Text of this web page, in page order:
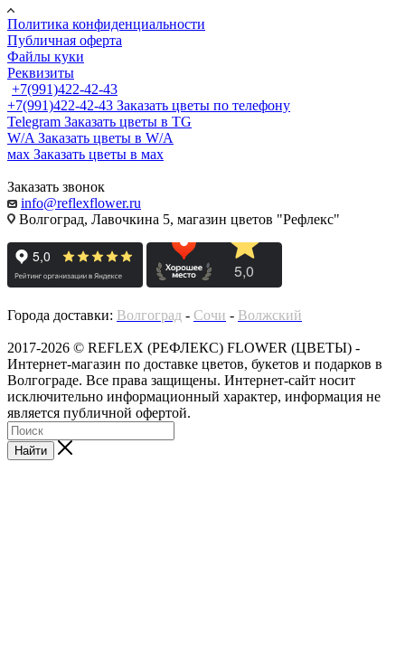
Политика конфиденциальности
Публичная оферта
Файлы куки
Реквизиты
+7(991)422-42-43
+7(991)422-42-43 Заказать цветы по телефону
Telegram Заказать цветы в TG
W/A Заказать цветы в W/A
мах Заказать цветы в мах
Заказать звонок
info@reflexflower.ru
Волгоград, Лавочкина 5, магазин цветов "Рефлекс"
Города доставки: Волгоград - Сочи - Волжский
2017-2026 © REFLEX (РЕФЛЕКС) FLOWER (ЦВЕТЫ) -
Интернет-магазин по доставке цветов, букетов и подарков в
Волгограде. Все права защищены. Интернет-сайт носит
исключительно информационный характер, информация не
является публичной офертой.
Найти